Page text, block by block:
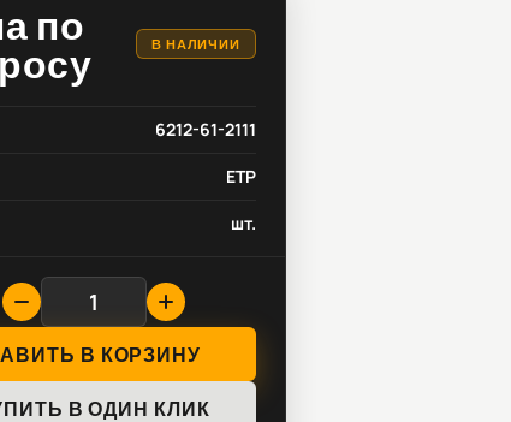
по
В НАЛИЧИИ
6212-61-2111
ETP
шт.
В КОРЗИНУ
В ОДИН КЛИК